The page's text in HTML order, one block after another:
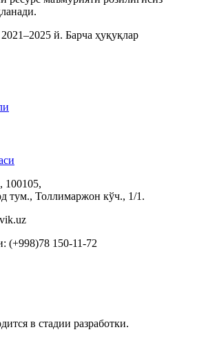
й. Барча ҳуқуқлар
100105,
тум., Толлимаржон кўч., 1/1.
(+998)78 150-11-72
в стадии разработки.